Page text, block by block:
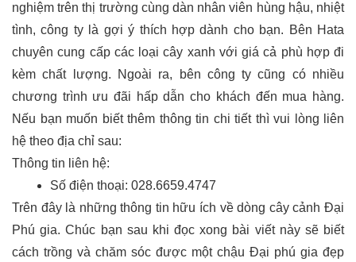
nghiệm trên thị trường cùng dàn nhân viên hùng hậu, nhiệt
tình, công ty là gợi ý thích hợp dành cho bạn. Bên Hata
chuyên cung cấp các loại cây xanh với giá cả phù hợp đi
kèm chất lượng. Ngoài ra, bên công ty cũng có nhiều
chương trình ưu đãi hấp dẫn cho khách đến mua hàng.
Nếu bạn muốn biết thêm thông tin chi tiết thì vui lòng liên
hệ theo địa chỉ sau:
Thông tin liên hệ:
Số điện thoại: 028.6659.4747
Trên đây là những thông tin hữu ích về dòng cây cảnh Đại
Phú gia. Chúc bạn sau khi đọc xong bài viết này sẽ biết
cách trồng và chăm sóc được một chậu Đại phú gia đẹp